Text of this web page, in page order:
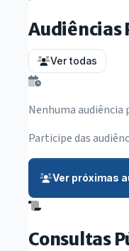
Audiências
Ver todas
Nenhuma
Participe das
Ver próximas
Consultas